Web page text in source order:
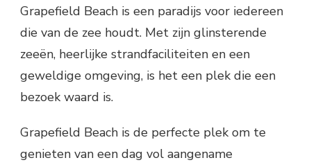
Grapefield Beach is een paradijs voor iedereen
die van de zee houdt. Met zijn glinsterende
zeeën, heerlijke strandfaciliteiten en een
geweldige omgeving, is het een plek die een
bezoek waard is.
Grapefield Beach is de perfecte plek om te
genieten van een dag vol aangename